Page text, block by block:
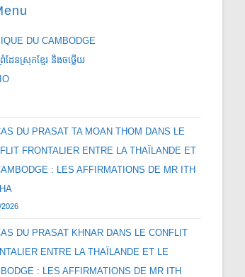
DU CAMBODGE
រំដែនស្រុកខ្មែរ និងចឞ្លើយ
DU PRASAT TA MOAN THOM DANS LE
FRONTALIER ENTRE LA THAÏLANDE ET
: LES AFFIRMATIONS DE MR ITH
2026
DU PRASAT KHNAR DANS LE CONFLIT
ENTRE LA THAÏLANDE ET LE
: LES AFFIRMATIONS DE MR ITH